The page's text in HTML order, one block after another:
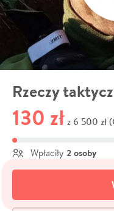
Rzeczy
130 zł z 6 500 zł
Wpłaciły 2 osoby